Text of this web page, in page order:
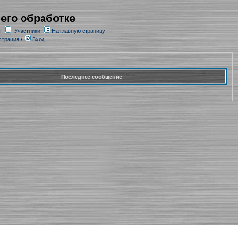
обработке
Участники
На главную страницу
/ Вход
Последнее сообщение